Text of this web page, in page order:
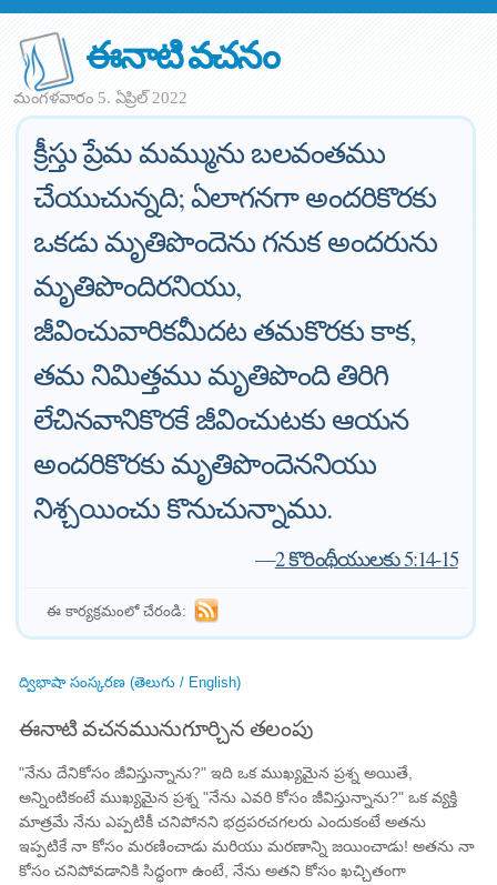
ఈనాటి వచనం
మంగళవారం 5. ఏప్రిల్ 2022
క్రీస్తు ప్రేమ మమ్మును బలవంతము
చేయుచున్నది; ఏలాగనగా అందరికొరకు
ఒకడు మృతిపొందెను గనుక అందరును
మృతిపొందిరనియు,
జీవించువారికమీదట తమకొరకు కాక,
తమ నిమిత్తము మృతిపొంది తిరిగి
లేచినవానికొరకే జీవించుటకు ఆయన
అందరికొరకు మృతిపొందెననియు
నిశ్చయించు కొనుచున్నాము.
—2 కొరింథీయులకు 5:14-15
ఈ కార్యక్రమంలో చేరండి:
ద్విభాషా సంస్కరణ (తెలుగు / English)
ఈనాటి వచనమునుగూర్చిన తలంపు
"నేను దేనికోసం జీవిస్తున్నాను?" ఇది ఒక ముఖ్యమైన ప్రశ్న అయితే,
అన్నింటికంటే ముఖ్యమైన ప్రశ్న "నేను ఎవరి కోసం జీవిస్తున్నాను?" ఒక వ్యక్తి
మాత్రమే నేను ఎప్పటికీ చనిపోనని భద్రపరచగలరు ఎందుకంటే అతను
ఇప్పటికే నా కోసం మరణించాడు మరియు మరణాన్ని జయించాడు! అతను నా
కోసం చనిపోవడానికి సిద్ధంగా ఉంటే, నేను అతని కోసం ఖచ్చితంగా